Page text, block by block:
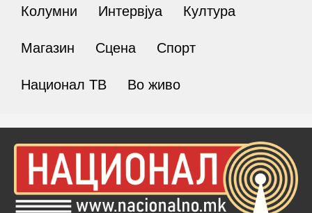
Колумни Интервјуа Култура
Магазин Сцена Спорт
Национал ТВ Во живо